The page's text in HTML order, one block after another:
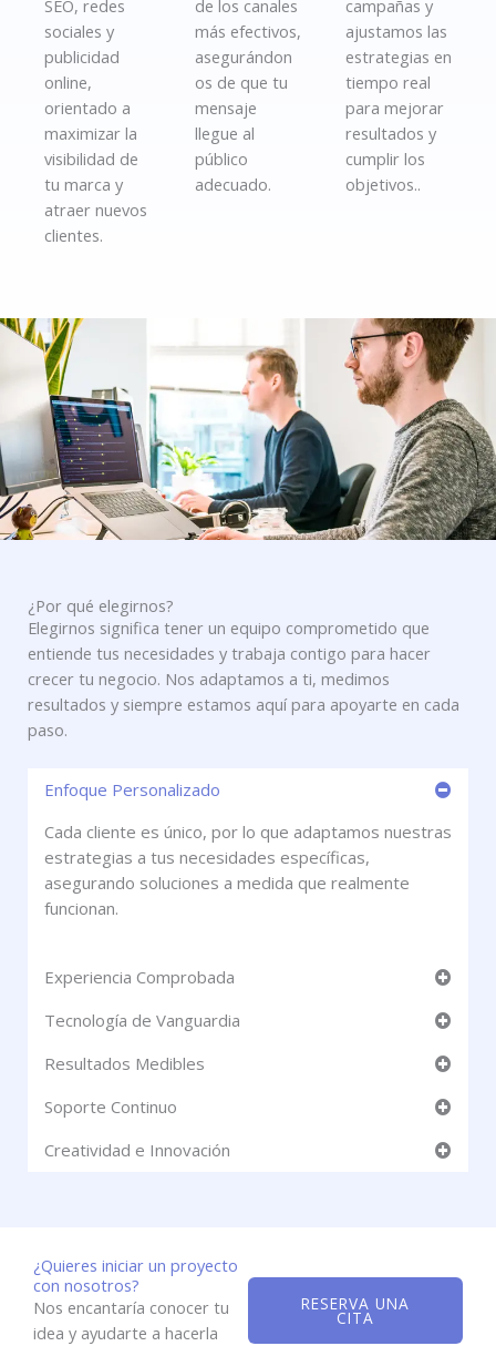
SEO, redes
sociales y
publicidad
online,
orientado a
maximizar la
visibilidad de
tu marca y
atraer nuevos
clientes.
de los canales
más efectivos,
asegurándon
os de que tu
mensaje
llegue al
público
adecuado.
campañas y
ajustamos las
estrategias en
tiempo real
para mejorar
resultados y
cumplir los
objetivos..
¿Por qué elegirnos?
Elegirnos significa tener un equipo comprometido que
entiende tus necesidades y trabaja contigo para hacer
crecer tu negocio. Nos adaptamos a ti, medimos
resultados y siempre estamos aquí para apoyarte en cada
paso.
Enfoque Personalizado
Cada cliente es único, por lo que adaptamos nuestras
estrategias a tus necesidades específicas,
asegurando soluciones a medida que realmente
funcionan.
Experiencia Comprobada
Tecnología de Vanguardia
Resultados Medibles
Soporte Continuo
Creatividad e Innovación
¿Quieres iniciar un proyecto
con nosotros?
Nos encantaría conocer tu
idea y ayudarte a hacerla
RESERVA UNA
CITA